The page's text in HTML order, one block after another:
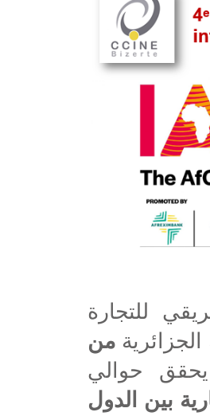
للتجارة
من
يحقق حوالي
بين الدول